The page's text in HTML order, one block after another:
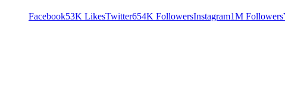
Facebook53K LikesTwitter654K FollowersInstagram1M Followers